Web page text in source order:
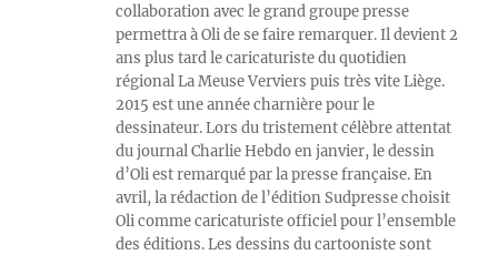
collaboration avec le grand groupe presse
permettra à Oli de se faire remarquer. Il devient 2
ans plus tard le caricaturiste du quotidien
régional La Meuse Verviers puis très vite Liège.
2015 est une année charnière pour le
dessinateur. Lors du tristement célèbre attentat
du journal Charlie Hebdo en janvier, le dessin
d’Oli est remarqué par la presse française. En
avril, la rédaction de l’édition Sudpresse choisit
Oli comme caricaturiste officiel pour l’ensemble
des éditions. Les dessins du cartooniste sont